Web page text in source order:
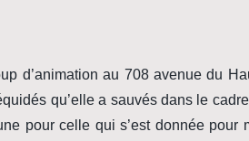
d’animation au 708 avenue du
qu’elle a sauvés dans le
pour celle qui s’est donnée